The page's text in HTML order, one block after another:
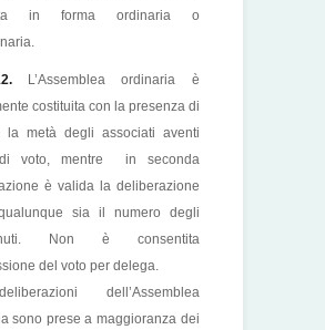
in forma ordinaria o
L’Assemblea ordinaria è
costituita con la presenza di
la metà degli associati aventi
voto, mentre in seconda
è valida la deliberazione
sia il numero degli
Non è consentita
del voto per delega.
dell’Assemblea
sono prese a maggioranza dei